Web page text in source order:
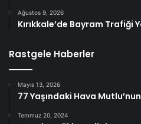
Ağustos 9, 2026
Kırıkkale’de Bayram Trafiği
Rastgele Haberler
Mayıs 13, 2026
77 Yaşındaki Hava Mutlu’nun
Temmuz 20, 2024